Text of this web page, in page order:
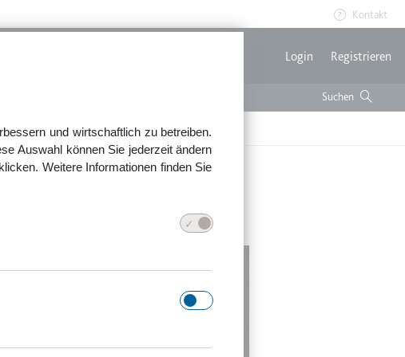
und wirtschaftlich zu betreiben.
Auswahl können Sie jederzeit ändern
Weitere Informationen finden Sie
Kontakt
Login Registrieren